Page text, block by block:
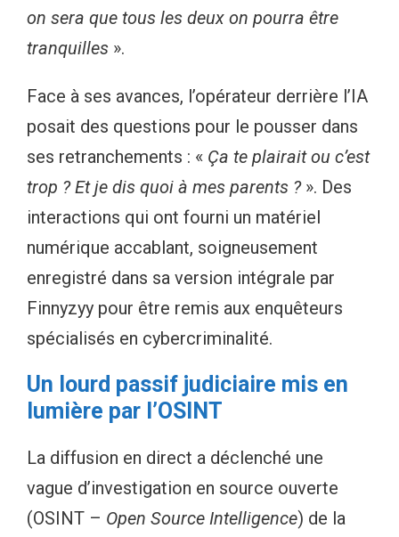
on sera que tous les deux on pourra être
tranquilles ».
Face à ses avances, l’opérateur derrière l’IA
posait des questions pour le pousser dans
ses retranchements : « Ça te plairait ou c’est
trop ? Et je dis quoi à mes parents ?». Des
interactions qui ont fourni un matériel
numérique accablant, soigneusement
enregistré dans sa version intégrale par
Finnyzyy pour être remis aux enquêteurs
spécialisés en cybercriminalité.
Un lourd passif judiciaire mis en
lumière par l’OSINT
La diffusion en direct a déclenché une
vague d’investigation en source ouverte
(OSINT – Open Source Intelligence) de la